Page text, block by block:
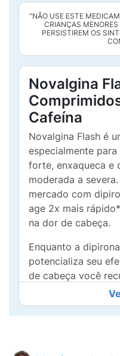
"NÃO USE ESTE
CRIANÇAS
PERSISTIREM OS
Novalgina
Cafeína
Novalgina Flash é
especialmente
forte, enxaqueca e
moderada a
mercado com
age 2x mais
na dor de cabeça.
Enquanto a
potencializa seu
de cabeça você
começa a partir de
ingestão e dura,